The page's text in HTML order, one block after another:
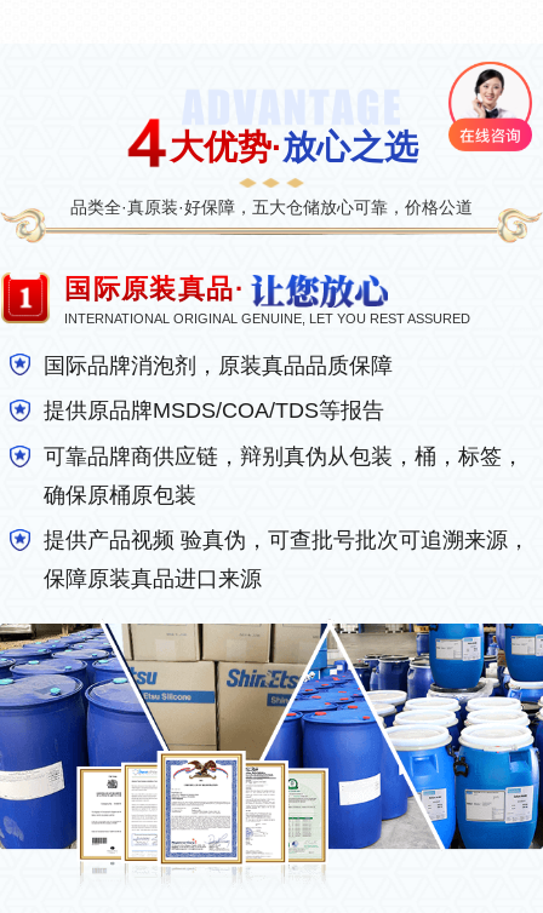
大优势·放心之选
品类全·真原装·好保障，五大仓储放心可靠，价格公道
国际原装真品·
INTERNATIONAL ORIGINAL GENUINE, LET YOU REST ASSURED
国际品牌消泡剂，原装真品品质保障
提供原品牌MSDS/COA/TDS等报告
可靠品牌商供应链，辩别真伪从包装，桶，标签，
确保原桶原包装
提供产品视频 验真伪，可查批号批次可追溯来源，
保障原装真品进口来源